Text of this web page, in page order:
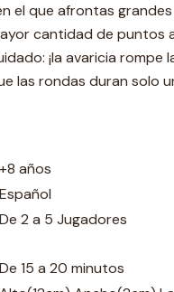
el que afrontas
cantidad de puntos
¡la avaricia rompe
las rondas duran solo
+8 años
Español
De 2 a 5 Jugadores
De 15 a 20 minutos